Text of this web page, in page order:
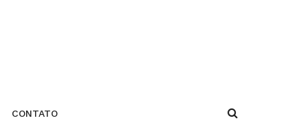
CONTATO